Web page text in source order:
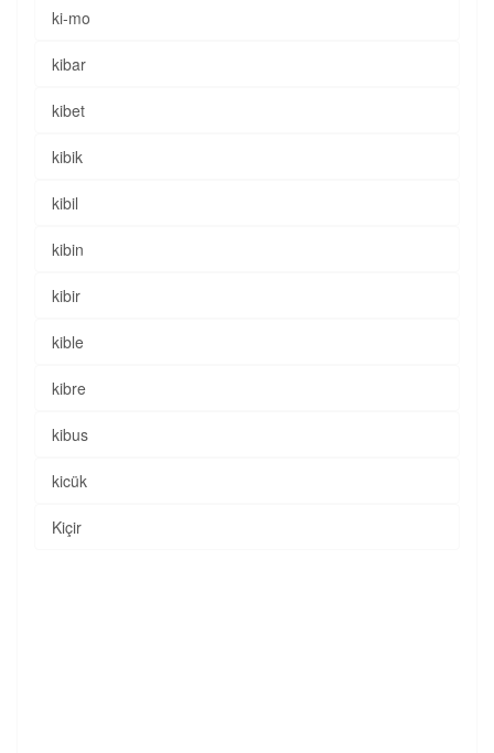
ki-mo
kibar
kibet
kibik
kibil
kibin
kibir
kible
kibre
kibus
kicük
Kiçir